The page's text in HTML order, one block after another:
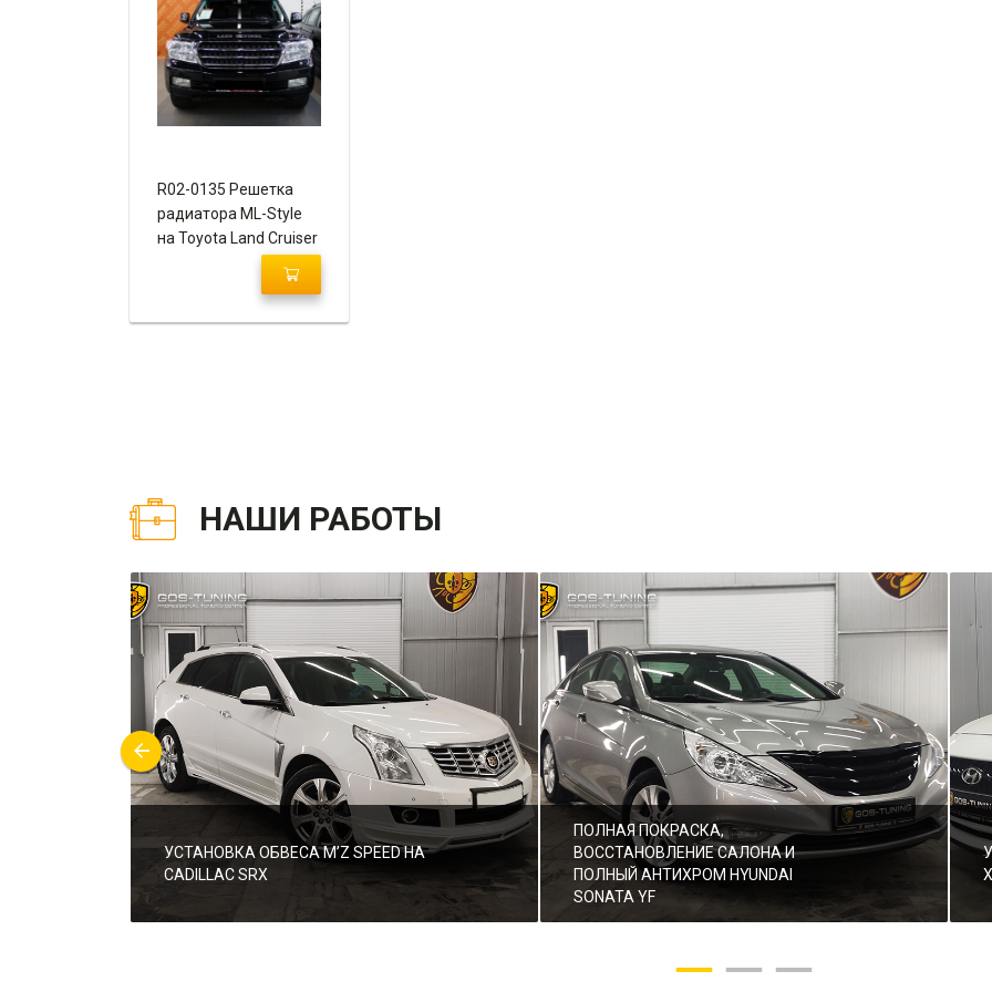
R02-0135 Решетка
радиатора ML-Style
на Toyota Land Cruiser
НАШИ РАБОТЫ
УСТАНОВКА ОБВЕСА M’Z SPEED НА
CADILLAC SRX
ПОЛНАЯ ПОКРАСКА,
ВОССТАНОВЛЕНИЕ САЛОНА И
ПОЛНЫЙ АНТИХРОМ HYUNDAI
SONATA YF